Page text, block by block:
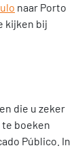
naar Porto
kijken bij
die u zeker
te boeken
Público. In